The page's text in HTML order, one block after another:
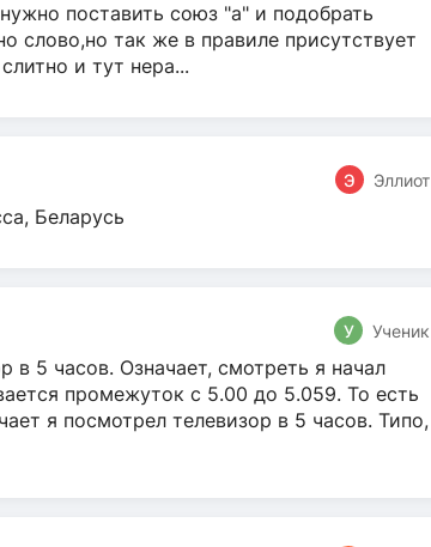
поставить союз "а" и подобрать
слово,но так же в правиле присутствует
и тут нера...
Э Эллиот
Беларусь
У Ученик
в 5 часов. Означает, смотреть я начал
промежуток с 5.00 до 5.059. То есть
я посмотрел телевизор в 5 часов. Типо,